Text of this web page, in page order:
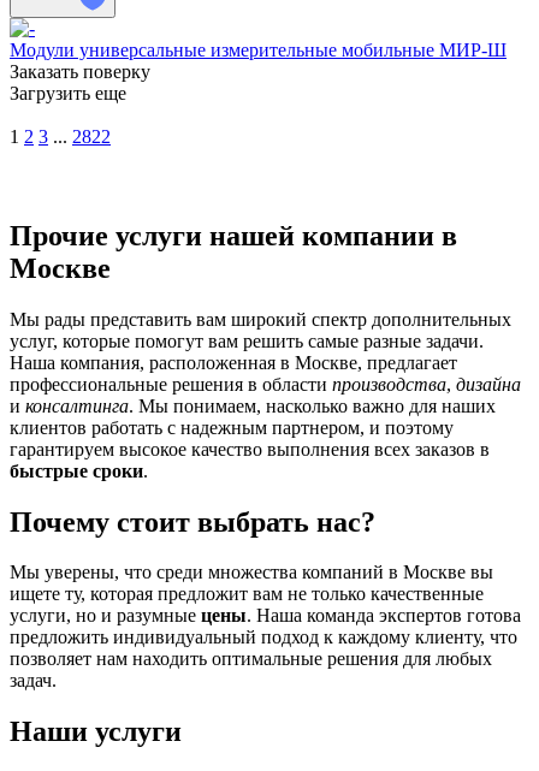
Модули универсальные измерительные мобильные МИР-Ш
Заказать поверку
Загрузить еще
1 2 3 ... 2822
Прочие услуги нашей компании в
Москве
Мы рады представить вам широкий спектр дополнительных
услуг, которые помогут вам решить самые разные задачи.
Наша компания, расположенная в Москве, предлагает
профессиональные решения в области производства, дизайна
и консалтинга. Мы понимаем, насколько важно для наших
клиентов работать с надежным партнером, и поэтому
гарантируем высокое качество выполнения всех заказов в
быстрые сроки.
Почему стоит выбрать нас?
Мы уверены, что среди множества компаний в Москве вы
ищете ту, которая предложит вам не только качественные
услуги, но и разумные цены. Наша команда экспертов готова
предложить индивидуальный подход к каждому клиенту, что
позволяет нам находить оптимальные решения для любых
задач.
Наши услуги